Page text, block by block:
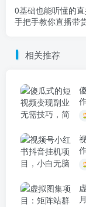
0基础也能听懂的直
手把手教你直播带
相关推荐